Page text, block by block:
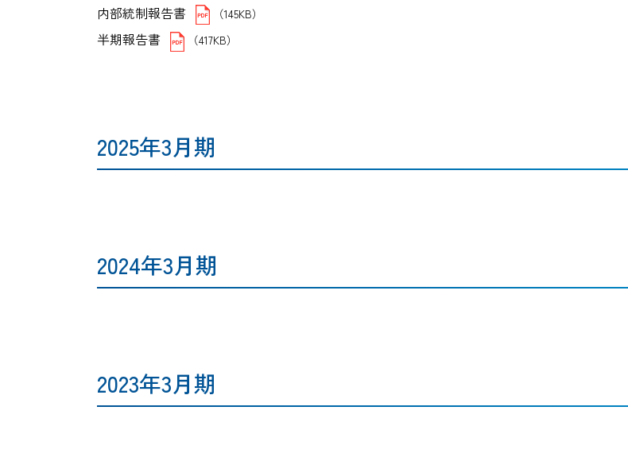
内部統制報告書 （145KB）
半期報告書 （417KB）
2025年3月期
2024年3月期
2023年3月期